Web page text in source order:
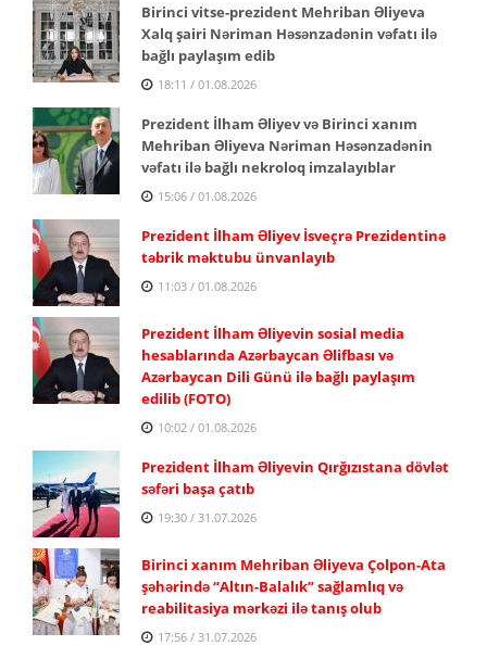
Birinci vitse-prezident Mehriban Əliyeva
Xalq şairi Nəriman Həsənzadənin vəfatı ilə
bağlı paylaşım edib
18:11 / 01.08.2026
Prezident İlham Əliyev və Birinci xanım
Mehriban Əliyeva Nəriman Həsənzadənin
vəfatı ilə bağlı nekroloq imzalayıblar
15:06 / 01.08.2026
Prezident İlham Əliyev İsveçrə Prezidentinə
təbrik məktubu ünvanlayıb
11:03 / 01.08.2026
Prezident İlham Əliyevin sosial media
hesablarında Azərbaycan Əlifbası və
Azərbaycan Dili Günü ilə bağlı paylaşım
edilib (FOTO)
10:02 / 01.08.2026
Prezident İlham Əliyevin Qırğızıstana dövlət
səfəri başa çatıb
19:30 / 31.07.2026
Birinci xanım Mehriban Əliyeva Çolpon-Ata
şəhərində “Altın-Balalık” sağlamlıq və
reabilitasiya mərkəzi ilə tanış olub
17:56 / 31.07.2026